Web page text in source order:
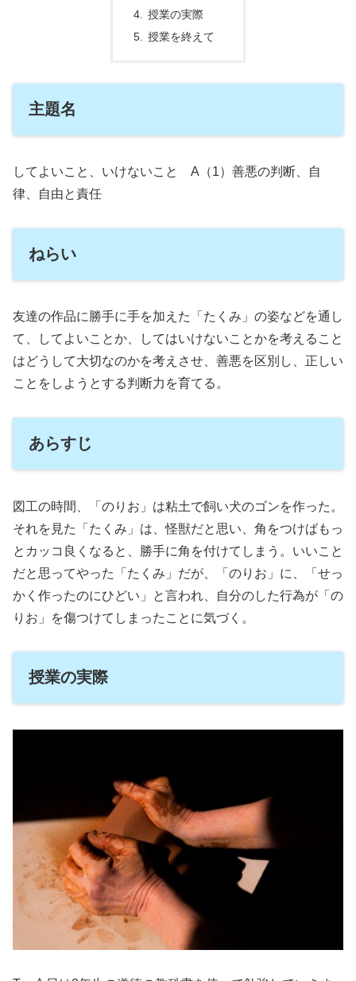
授業の実際
授業を終えて
主題名
してよいこと、いけないこと A（1）善悪の判断、自
律、自由と責任
ねらい
友達の作品に勝手に手を加えた「たくみ」の姿などを通し
て、してよいことか、してはいけないことかを考えること
はどうして大切なのかを考えさせ、善悪を区別し、正しい
ことをしようとする判断力を育てる。
あらすじ
図工の時間、「のりお」は粘土で飼い犬のゴンを作った。
それを見た「たくみ」は、怪獣だと思い、角をつけばもっ
とカッコ良くなると、勝手に角を付けてしまう。いいこと
だと思ってやった「たくみ」だが、「のりお」に、「せっ
かく作ったのにひどい」と言われ、自分のした行為が「の
りお」を傷つけてしまったことに気づく。
授業の実際